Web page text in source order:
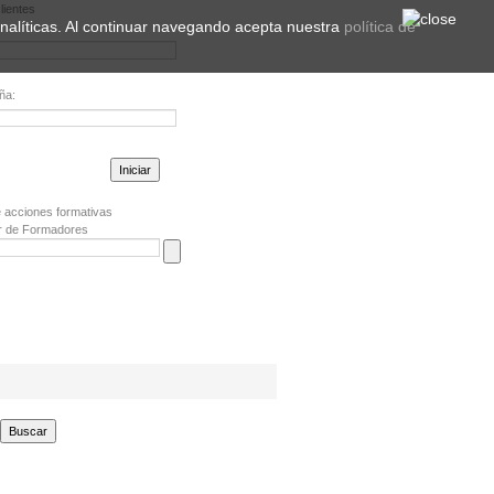
acciones formativas
de Formadores
Al continuar navegando acepta nuestra política de